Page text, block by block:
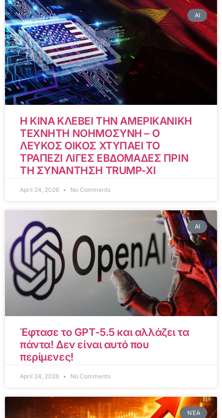
AI
Η ΚΙΝΑ ΚΛΕΒΕΙ ΤΗΝ ΑΜΕΡΙΚΑΝΙΚΗ
ΤΕΧΝΗΤΗ ΝΟΗΜΟΣΥΝΗ – Ο
ΛΕΥΚΟΣ ΟΙΚΟΣ ΧΤΥΠΑΕΙ ΤΟ
ΤΡΑΠΕΖΙ ΛΙΓΕΣ ΕΒΔΟΜΑΔΕΣ ΠΡΙΝ
ΤΗ ΣΥΝΑΝΤΗΣΗ TRUMP-XI
April 24, 2026 No Comments
AI
Έφτασε το GPT-5.5 και αλλάζει τα
πάντα! Δεν είναι αυτό που
περίμενες!
April 24, 2026 No Comments
ΝΈΑ